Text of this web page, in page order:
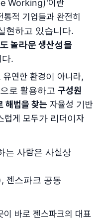
Working)'이란
적 기업들과 완전히
현하고 있습니다.
놀라운 생산성을
다.
연한 환경이 아니라,
로 활용하고 구성원
해법을 찾는 자율성 기반
럽게 모두가 리더이자
는 사람은 사실상
젠스파크 공동
이 바로 젠스파크의 대표